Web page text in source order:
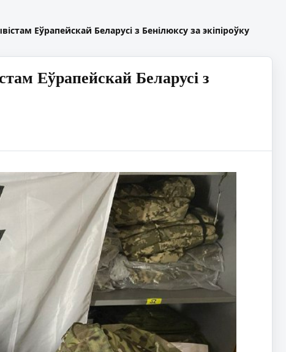
Еўрапейскай Беларусі з Бенiлюксу за экіпіроўку
Еўрапейскай Беларусі з